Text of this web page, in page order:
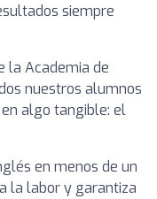
siempre
la Academia de
nuestros alumnos
algo tangible: el
en menos de un
la labor y garantiza